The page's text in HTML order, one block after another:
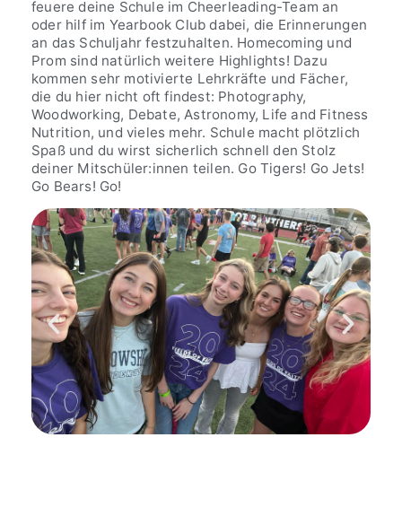
feuere deine Schule im Cheerleading-Team an
oder hilf im Yearbook Club dabei, die Erinnerungen
an das Schuljahr festzuhalten. Homecoming und
Prom sind natürlich weitere Highlights! Dazu
kommen sehr motivierte Lehrkräfte und Fächer,
die du hier nicht oft findest: Photography,
Woodworking, Debate, Astronomy, Life and Fitness
Nutrition, und vieles mehr. Schule macht plötzlich
Spaß und du wirst sicherlich schnell den Stolz
deiner Mitschüler:innen teilen. Go Tigers! Go Jets!
Go Bears! Go!